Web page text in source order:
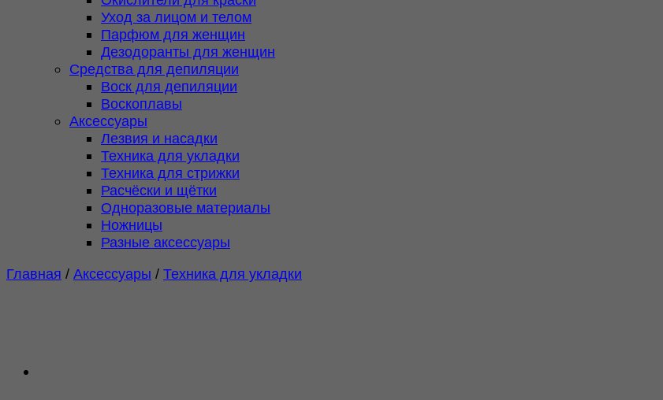
Уход за лицом и телом
Парфюм для женщин
Дезодоранты для женщин
Средства для депиляции
Воск для депиляции
Воскоплавы
Аксессуары
Лезвия и насадки
Техника для укладки
Техника для стрижки
Расчёски и щётки
Одноразовые материалы
Ножницы
Разные аксессуары
Главная / Аксессуары / Техника для укладки